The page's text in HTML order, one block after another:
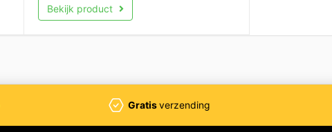
Bekijk product
Gratisverzending